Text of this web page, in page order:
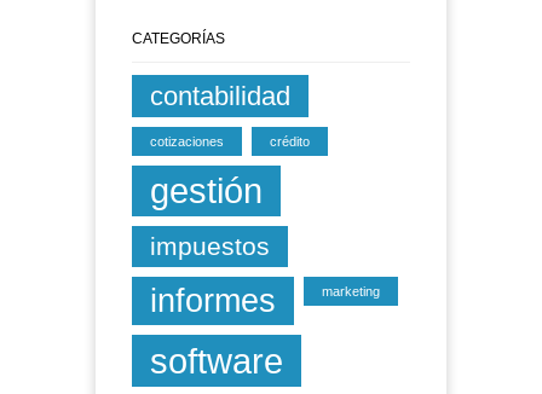
CATEGORÍAS
contabilidad
cotizaciones crédito
gestión
impuestos
informes marketing
software